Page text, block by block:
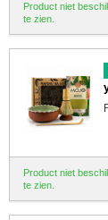
Product niet
te zien.
Product niet
te zien.